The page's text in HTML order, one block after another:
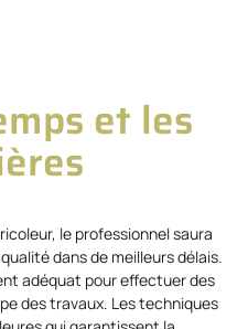
et les
le professionnel saura
dans de meilleurs délais.
adéquat pour effectuer des
des travaux. Les techniques